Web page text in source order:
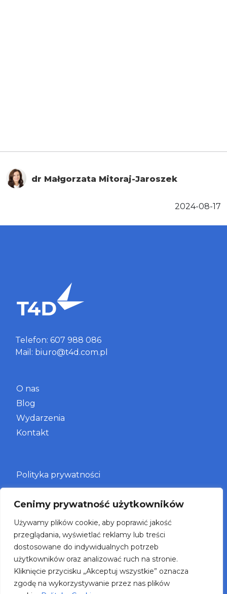
Cenimy prywatność użytkowników
Używamy plików cookie, aby poprawić jakość
przeglądania, wyświetlać reklamy lub treści
dostosowane do indywidualnych potrzeb
użytkowników oraz analizować ruch na stronie.
Kliknięcie przycisku „Akceptuj wszystkie” oznacza
zgodę na wykorzystywanie przez nas plików
dr Małgorzata Mitoraj-Jaroszek
2024-08-17
Telefon: 607 988 086
Mail: biuro@t4d.com.pl
O nas
Blog
Wydarzenia
Kontakt
Polityka prywatności
Szkolenia zamknięte
Szkolenia otwarte
Badania
ROI
Rozwiązania HR
Harrison Assessments